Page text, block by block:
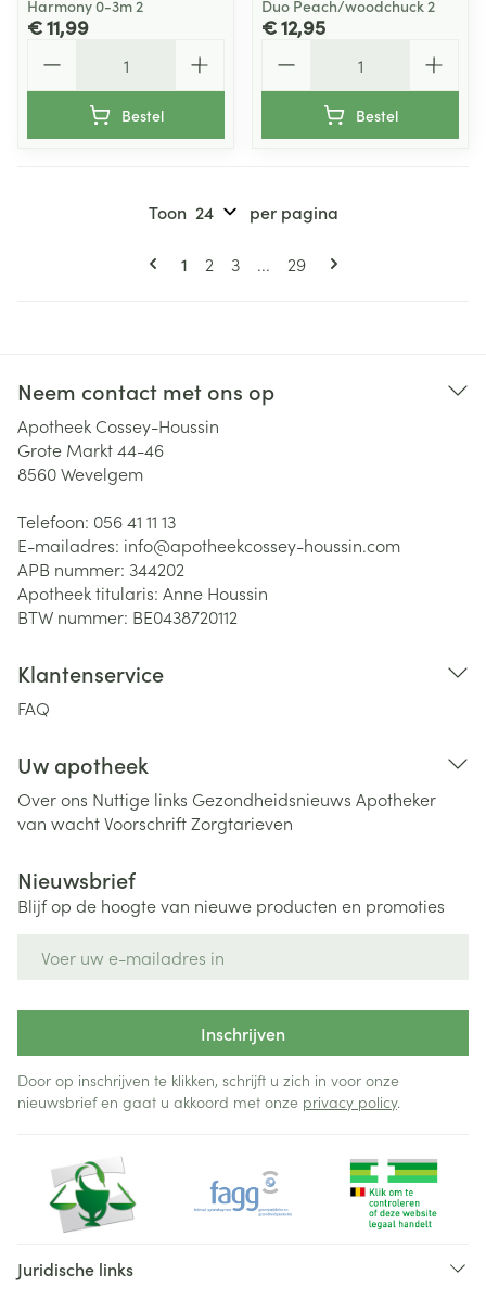
Harmony 0-3m 2
€ 11,99
Bestel
Duo Peach/woodchuck 2
€ 12,95
Bestel
Pagina's
U lees momenteel pagina
1 Pagina
2 Pagina
3 ... Pagina
29
Toon per pagina
Neem contact met ons op
Apotheek Cossey-Houssin
Grote Markt 44-46
8560Wevelgem
Telefoon: 056 41 11 13
E-mailadres: info@apotheekcossey-houssin.com
APB nummer: 344202
Apotheek titularis: Anne Houssin
BTW nummer: BE0438720112
Klantenservice
FAQ
Uw apotheek
Over ons Nuttige links Gezondheidsnieuws Apotheker
van wachtVoorschriftZorgtarieven
Nieuwsbrief
Blijf op de hoogte van nieuwe producten en promoties
Inschrijven
Door op inschrijven te klikken, schrijft u zich in voor onze
nieuwsbrief en gaat u akkoord met onze privacy policy.
Juridische links